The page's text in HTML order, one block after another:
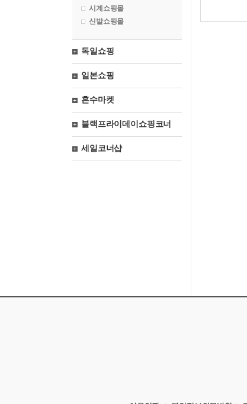
시계쇼핑몰
신발쇼핑몰
독일쇼핑
일본쇼핑
혼수마켓
블랙프라이데이쇼핑코너
세일코너샵